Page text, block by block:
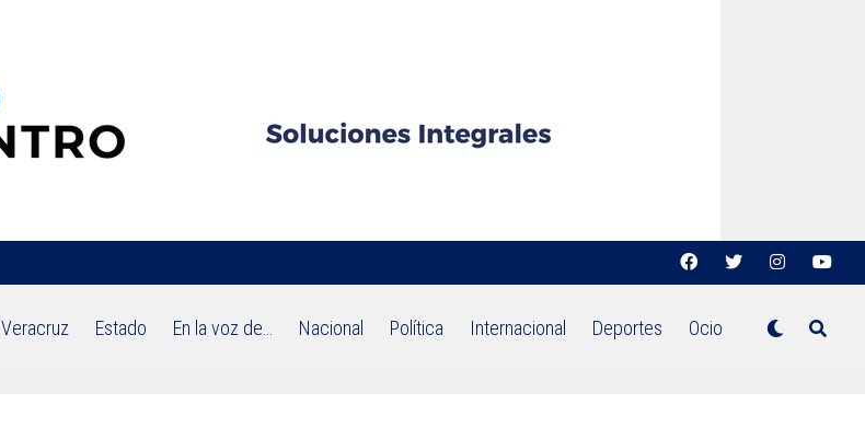
Veracruz Estado En la voz de… Nacional Política Internacional Deportes Ocio